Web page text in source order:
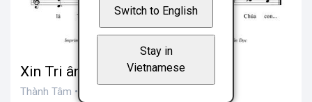
Xin Tri ân - Thành Tâm
Thành Tâm • 200 views
Switch to English
Stay in
Vietnamese